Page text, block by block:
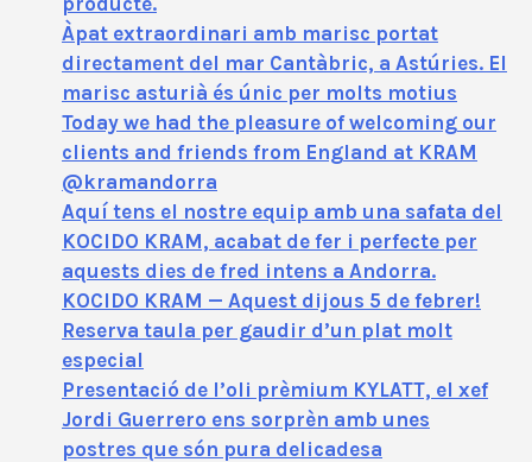
Àpat extraordinari amb marisc portat
directament del mar Cantàbric, a Astúries. El
marisc asturià és únic per molts motius
Today we had the pleasure of welcoming our
clients and friends from England at KRAM
@kramandorra
Aquí tens el nostre equip amb una safata del
KOCIDO KRAM, acabat de fer i perfecte per
aquests dies de fred intens a Andorra.
KOCIDO KRAM — Aquest dijous 5 de febrer!
Reserva taula per gaudir d’un plat molt
especial
Presentació de l’oli prèmium KYLATT, el xef
Jordi Guerrero ens sorprèn amb unes
postres que són pura delicadesa